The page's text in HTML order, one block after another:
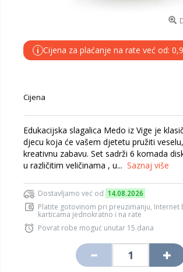
i Cijena za plaćanje na rate već od:
Cijena
Edukacijska slagalica Medo iz Vige je
djecu koja će vašem djetetu pružiti
kreativnu zabavu. Set sadrži 6 komada
u različitim veličinama , u... Saznaj više
Dostavljamo već od 14.08.2026
Platite gotovinom pri preuzimanju, Internet
karticama jednokratno i na rate
Povrat robe moguć unutar 15 dana